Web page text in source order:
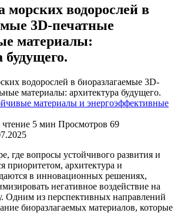
морских водорослей в
3D-печатные
материалы:
будущего.
материалы и энергоэффективные
5 мин Просмотров 69
где вопросы устойчивого развития и
приоритетом, архитектура и
в инновационных решениях,
негативное воздействие на
Одним из перспективных направлений
биоразлагаемых материалов, которые